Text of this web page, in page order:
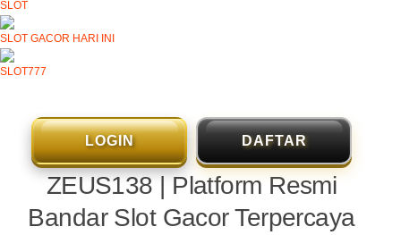
SLOT
SLOT GACOR HARI INI
SLOT777
LOGIN DAFTAR
ZEUS138 | Platform Resmi
Bandar Slot Gacor Terpercaya